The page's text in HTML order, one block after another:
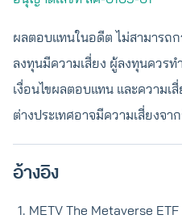
ผลตอบแทนในอดีต ไม่สามารถ
ลงทุนมีความเสี่ยง ผู้ลงทุนควรท
เงื่อนไขผลตอบแทน และความ
ต่างประเทศอาจมีความเสี่ยงจา
อ้างอิง
METV The